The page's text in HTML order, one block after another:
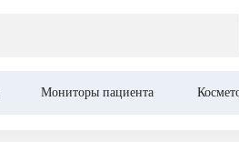
Мониторы пациента